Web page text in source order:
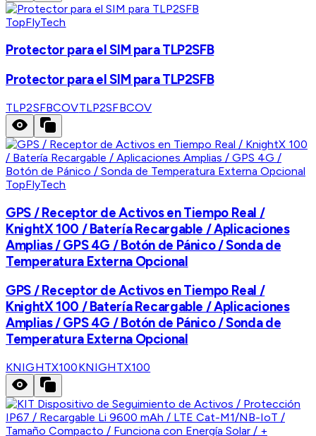
TopFlyTech
Protector para el SIM para TLP2SFB
Protector para el SIM para TLP2SFB
TLP2SFBCOVTLP2SFBCOV
TopFlyTech
GPS / Receptor de Activos en Tiempo Real /
KnightX 100 / Batería Recargable / Aplicaciones
Amplias / GPS 4G / Botón de Pánico / Sonda de
Temperatura Externa Opcional
GPS / Receptor de Activos en Tiempo Real /
KnightX 100 / Batería Recargable / Aplicaciones
Amplias / GPS 4G / Botón de Pánico / Sonda de
Temperatura Externa Opcional
KNIGHTX100KNIGHTX100